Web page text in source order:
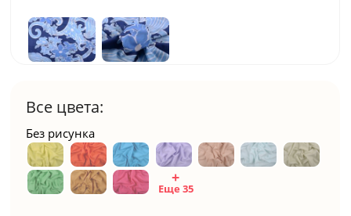
Все цвета:
Без рисунка
Еще 35